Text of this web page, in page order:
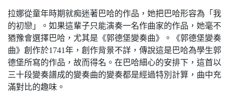
拉娜從童年時期就痴迷著巴哈的作品，她把巴哈形容為「我
的初戀」。如果這輩子只能演奏一名作曲家的作品，她毫不
猶豫會選擇巴哈，尤其是《郭德堡變奏曲》。《郭德堡變奏
曲》創作於1741年，創作背景不詳，傳說這是巴哈為學生郭
德堡所寫的作品，故而得名。在巴哈細心的安排下，這首以
三十段變奏譜成的變奏曲的變奏都是經過特別計算，曲中充
滿對比的趣味。